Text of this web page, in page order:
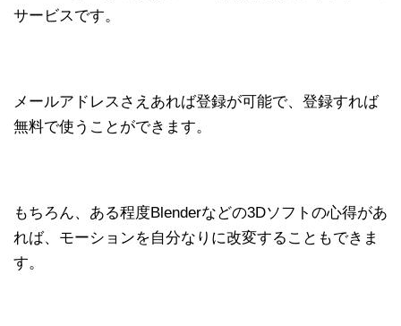
サービスです。
メールアドレスさえあれば登録が可能で、登録すれば
無料で使うことができます。
もちろん、ある程度Blenderなどの3Dソフトの心得があ
れば、モーションを自分なりに改変することもできま
す。